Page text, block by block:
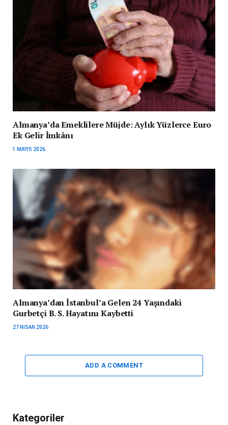
Almanya’da Emeklilere Müjde: Aylık Yüzlerce Euro
Ek Gelir İmkânı
1 MAYIS 2026
Almanya’dan İstanbul’a Gelen 24 Yaşındaki
Gurbetçi B. S. Hayatını Kaybetti
27 NISAN 2026
ADD A COMMENT
Kategoriler